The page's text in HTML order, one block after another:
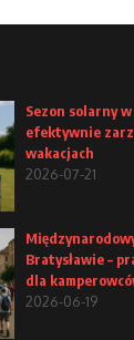
Sezon solarny
efektywnie
wakacjach
2026-07-21
Bratysławie –
dla
2026-06-19